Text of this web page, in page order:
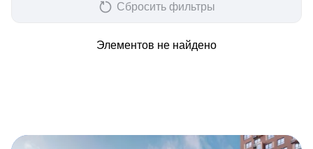
Сбросить фильтры
Элементов не найдено